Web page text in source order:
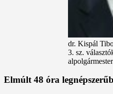
dr. Kispál
3. sz.
alpolgármester
Elmúlt 48 óra